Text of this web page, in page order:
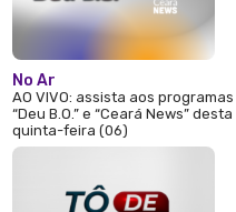
No Ar
AO VIVO: assista aos programas
“Deu B.O.” e “Ceará News” desta
quinta-feira (06)